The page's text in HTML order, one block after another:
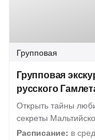
Групповая
Групповая
русского
Открыть тайны
секреты
Расписание: в